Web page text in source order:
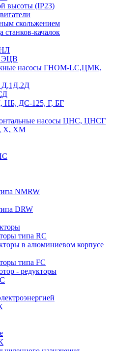
высоты (IP23)
скольжением
станков-качалок
ЭЦВ
насосы ГНОМ-LC,ЦМК,
Д,1Д,2Д
ДС-125, Г, БГ
насосы ЦНС, ЦНСГ
Х, ХМ
NMRW
DRW
типа RC
в алюминиевом корпусе
типа FC
- редукторы